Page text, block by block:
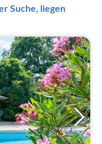
Suche, liegen